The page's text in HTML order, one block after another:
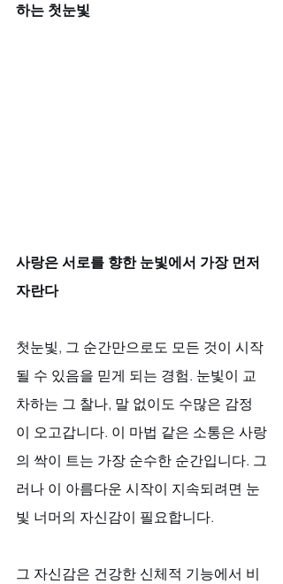
하는 첫눈빛
사랑은 서로를 향한 눈빛에서 가장 먼저
자란다
첫눈빛, 그 순간만으로도 모든 것이 시작
될 수 있음을 믿게 되는 경험. 눈빛이 교
차하는 그 찰나, 말 없이도 수많은 감정
이 오고갑니다. 이 마법 같은 소통은 사랑
의 싹이 트는 가장 순수한 순간입니다. 그
러나 이 아름다운 시작이 지속되려면 눈
빛 너머의 자신감이 필요합니다.
그 자신감은 건강한 신체적 기능에서 비